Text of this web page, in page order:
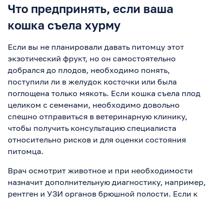
"вкусняшек". Во-вторых,
любые продукты даем
БЕЗ соли, специй, сахара
и прочего, т.е. "чистый"
Что предпринять, если ваша
кошка съела хурму
Если вы не планировали давать питомцу этот
экзотический фрукт, но он самостоятельно
добрался до плодов, необходимо понять,
поступили ли в желудок косточки или была
поглощена только мякоть. Если кошка съела плод
целиком с семенами, необходимо довольно
спешно отправиться в ветеринарную клинику,
чтобы получить консультацию специалиста
относительно рисков и для оценки состояния
питомца.
Врач осмотрит животное и при необходимости
назначит дополнительную диагностику, например,
рентген и УЗИ органов брюшной полости. Если к